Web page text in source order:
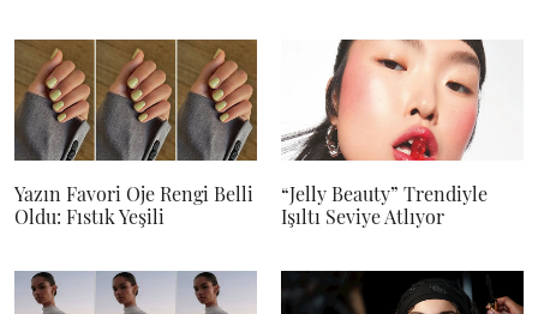
Yazın Favori Oje Rengi Belli
Oldu: Fıstık Yeşili
“Jelly Beauty” Trendiyle
Işıltı Seviye Atlıyor